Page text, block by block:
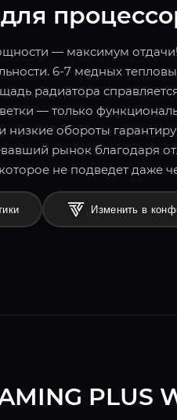
— максимум
6-7 медных
радиатора
— только
низкие обороты
рынок благодаря
не подведет даже
Изменить в
PLUS